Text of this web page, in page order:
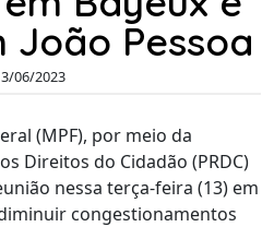
João Pessoa
06/2023
(MPF), por meio da
Direitos do Cidadão (PRDC)
nessa terça-feira (13) em
congestionamentos